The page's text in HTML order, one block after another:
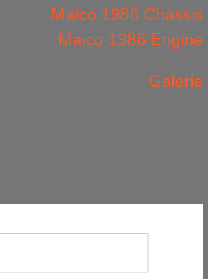
Maico 1986 Chassis
Maico 1986 Engine
Galerie